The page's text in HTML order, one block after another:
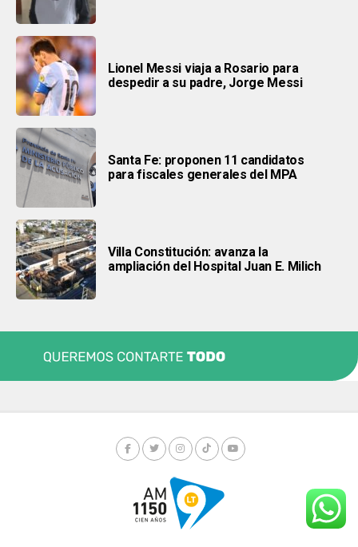
Lionel Messi viaja a Rosario para
despedir a su padre, Jorge Messi
Santa Fe: proponen 11 candidatos
para fiscales generales del MPA
Villa Constitución: avanza la
ampliación del Hospital Juan E. Milich